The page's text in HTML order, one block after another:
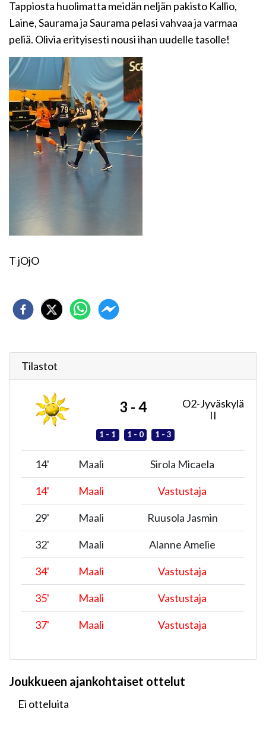
Tappiosta huolimatta meidän neljän pakisto Kallio,
Laine, Saurama ja Saurama pelasi vahvaa ja varmaa
peliä. Olivia erityisesti nousi ihan uudelle tasolle!
T jOjO
Tilastot
3 - 4
O2-Jyväskylä
II
1 - 1 1 - 0 1 - 3
14' Maali Sirola Micaela
14' Maali Vastustaja
29' Maali Ruusola Jasmin
32' Maali Alanne Amelie
34' Maali Vastustaja
35' Maali Vastustaja
37' Maali Vastustaja
Joukkueen ajankohtaiset ottelut
Ei otteluita